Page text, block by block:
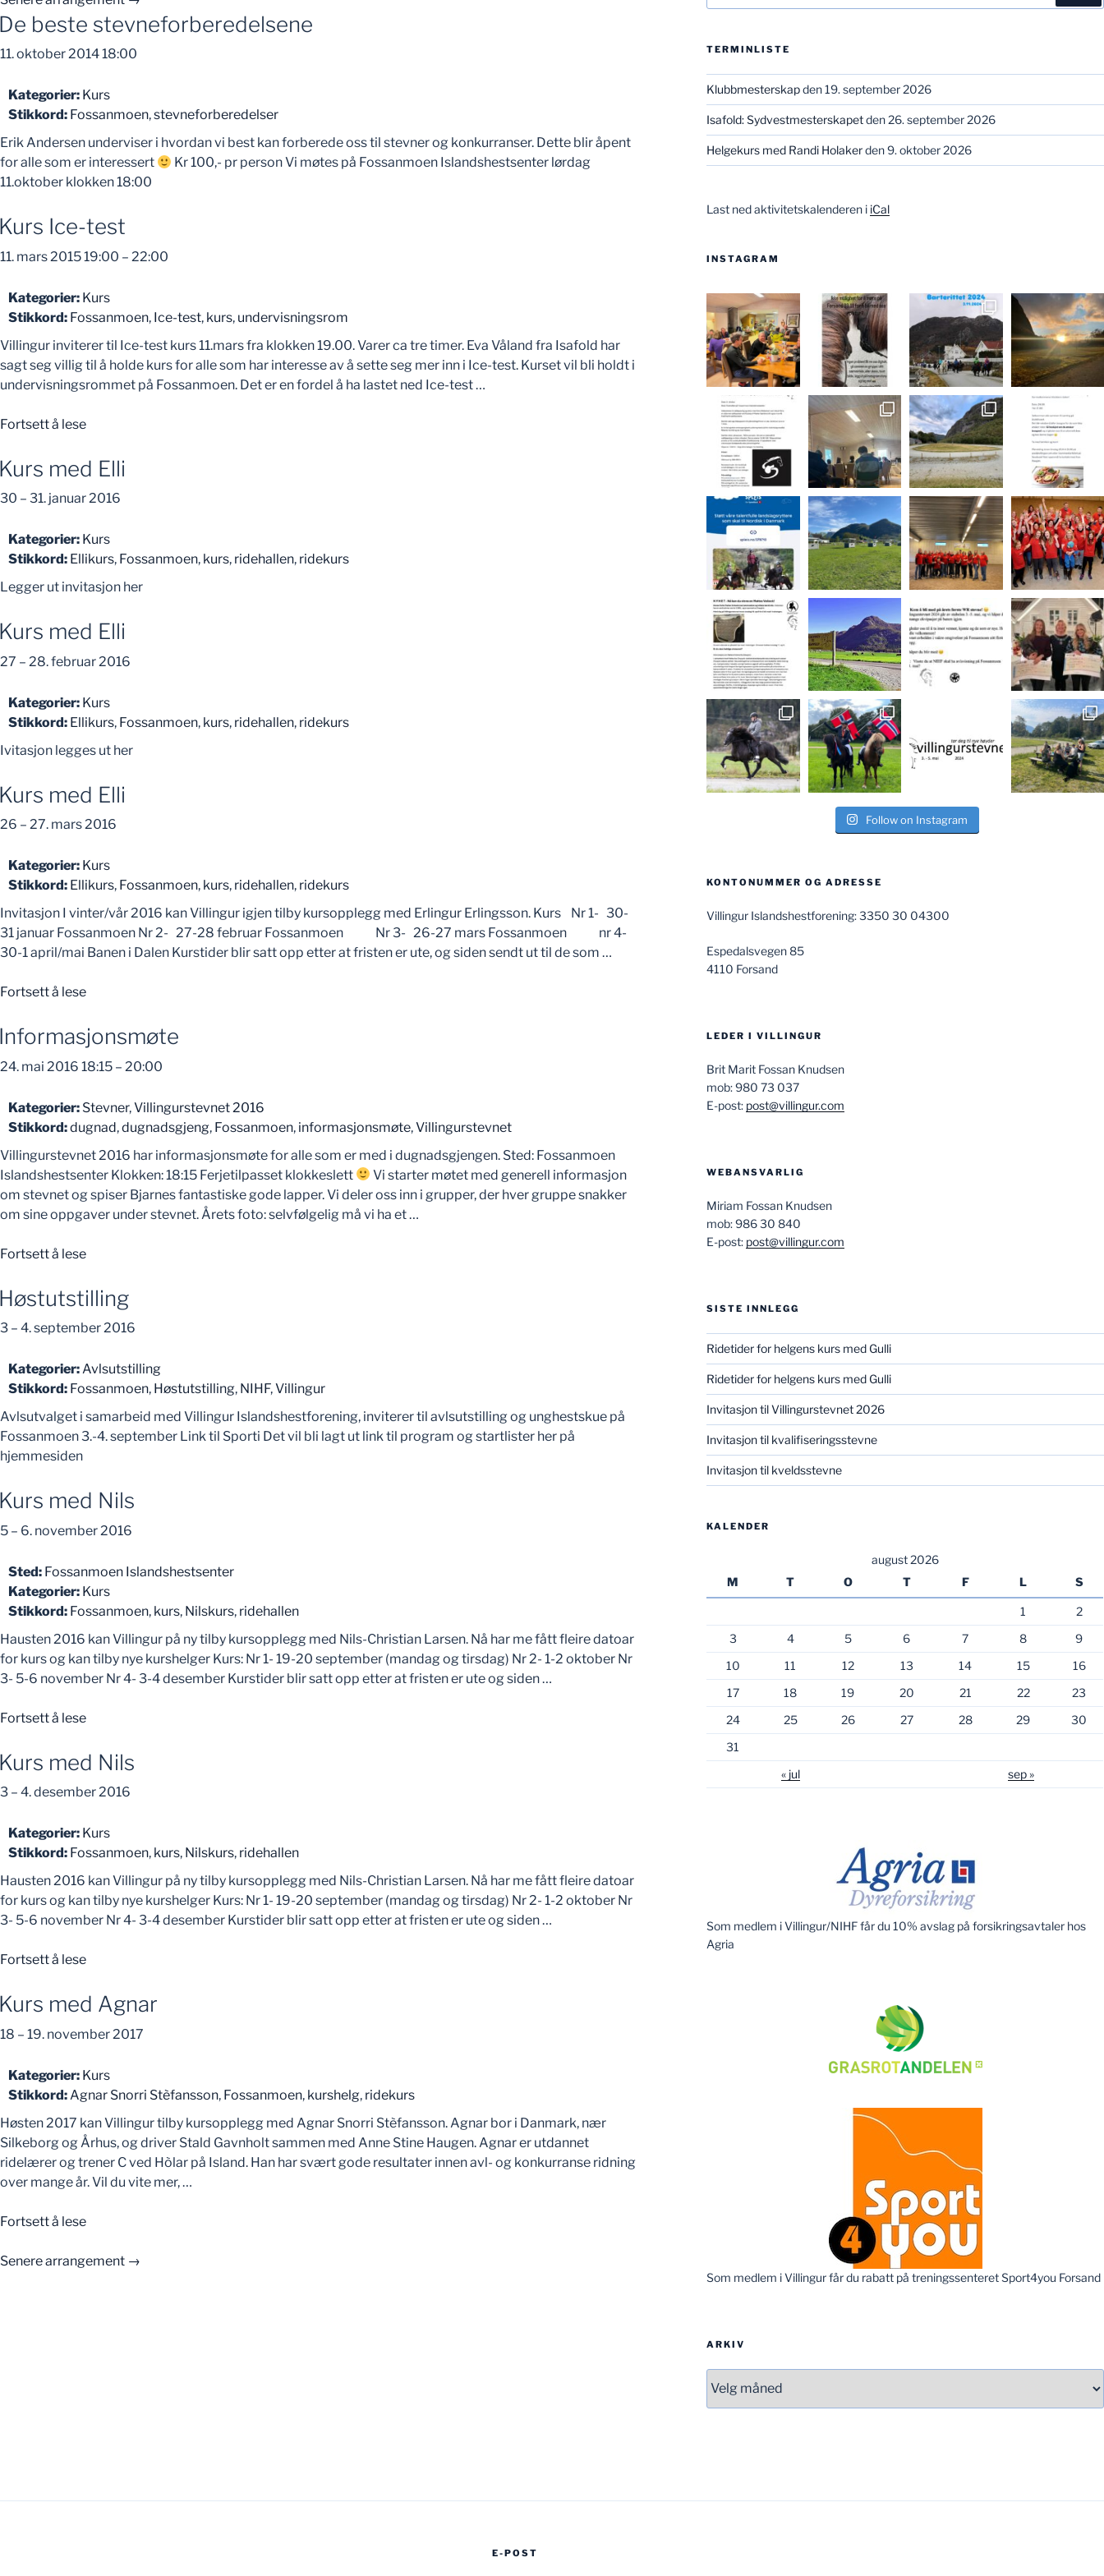
beste stevneforberedelsene
11. oktober 2014 18:00
Kategorier: Kurs
Stikkord: Fossanmoen,stevneforberedelser
Erik Andersen underviser i hvordan vi best kan forberede oss til stevner og konkurranser. Dette blir åpent
for alle som er interessert
Kr 100,- pr person Vi møtes på Fossanmoen Islandshestsenter lørdag
11.oktober klokken 18:00
Ice-test
11. mars 2015 19:00 – 22:00
Kategorier: Kurs
Stikkord: Fossanmoen, Ice-test, kurs, undervisningsrom
Villingur inviterer til Ice-test kurs 11.mars fra klokken 19.00. Varer ca tre timer. Eva Våland fra Isafold har
sagt seg villig til å holde kurs for alle som har interesse av å sette seg mer inn i Ice-test. Kurset vil bli holdt i
undervisningsrommet på Fossanmoen. Det er en fordel å ha lastet ned Ice-test …
Fortsett å lese«Kurs
test»
med Elli
30 – 31. januar 2016
Kategorier: Kurs
Stikkord: Ellikurs, Fossanmoen, kurs, ridehallen, ridekurs
Legger ut invitasjon her
med Elli
27 – 28. februar 2016
Kategorier: Kurs
Stikkord: Ellikurs, Fossanmoen, kurs, ridehallen, ridekurs
Ivitasjon legges ut her
med Elli
26 – 27. mars 2016
Kategorier: Kurs
Stikkord: Ellikurs, Fossanmoen, kurs, ridehallen, ridekurs
Invitasjon I vinter/vår 2016 kan Villingur igjen tilby kursopplegg med Erlingur Erlingsson. Kurs Nr 1- 30-
31 januar Fossanmoen Nr 2- 27-28 februar Fossanmoen Nr 3- 26-27 mars Fossanmoen nr 4-
30-1 april/mai Banen i Dalen Kurstider blir satt opp etter at fristen er ute, og siden sendt ut til de som …
Fortsett å lese«Kurs
Elli»
24. mai 2016 18:15 – 20:00
Kategorier: Stevner,Villingurstevnet 2016
Stikkord:dugnad,dugnadsgjeng, Fossanmoen, informasjonsmøte,Villingurstevnet
Villingurstevnet 2016 har informasjonsmøte for alle som er med i dugnadsgjengen. Sted: Fossanmoen
Islandshestsenter Klokken: 18:15 Ferjetilpasset klokkeslett
Vi starter møtet med generell informasjon
om stevnet og spiser Bjarnes fantastiske gode lapper. Vi deler oss inn i grupper, der hver gruppe snakker
om sine oppgaver under stevnet. Årets foto: selvfølgelig må vi ha et …
Fortsett å lese«Informasjonsmøte»
3 – 4. september 2016
Kategorier:Avlsutstilling
Stikkord: Fossanmoen, Høstutstilling, NIHF,Villingur
Avlsutvalget i samarbeid med Villingur Islandshestforening, inviterer til avlsutstilling og unghestskue på
Fossanmoen 3.-4. september Link til Sporti Det vil bli lagt ut link til program og startlister her på
hjemmesiden
med Nils
5 – 6. november 2016
Sted: Fossanmoen Islandshestsenter
Kategorier: Kurs
Stikkord: Fossanmoen, kurs, Nilskurs, ridehallen
Hausten 2016 kan Villingur på ny tilby kursopplegg med Nils-Christian Larsen. Nå har me fått fleire datoar
for kurs og kan tilby nye kurshelger Kurs: Nr 1- 19-20 september (mandag og tirsdag) Nr 2- 1-2 oktober Nr
3- 5-6 november Nr 4- 3-4 desember Kurstider blir satt opp etter at fristen er ute og siden …
Fortsett å lese«Kurs
Nils»
med Nils
3 – 4. desember 2016
Kategorier: Kurs
Stikkord: Fossanmoen, kurs, Nilskurs, ridehallen
Hausten 2016 kan Villingur på ny tilby kursopplegg med Nils-Christian Larsen. Nå har me fått fleire datoar
for kurs og kan tilby nye kurshelger Kurs: Nr 1- 19-20 september (mandag og tirsdag) Nr 2- 1-2 oktober Nr
3- 5-6 november Nr 4- 3-4 desember Kurstider blir satt opp etter at fristen er ute og siden …
Fortsett å lese«Kurs
Nils»
med Agnar
18 – 19. november 2017
Kategorier: Kurs
Stikkord: Agnar Snorri Stèfansson, Fossanmoen, kurshelg, ridekurs
Høsten 2017 kan Villingur tilby kursopplegg med Agnar Snorri Stèfansson. Agnar bor i Danmark, nær
Silkeborg og Århus, og driver Stald Gavnholt sammen med Anne Stine Haugen. Agnar er utdannet
ridelærer og trener C ved Hòlar på Island. Han har svært gode resultater innen avl- og konkurranse ridning
over mange år. Vil du vite mer, …
Fortsett å lese«Kurs
Agnar»
Senere arrangement →
TERMINLISTE
Klubbmesterskapden 19. september 2026
Isafold: Sydvestmesterskapetden 26. september 2026
Helgekurs med Randi Holakerden 9. oktober 2026
Last ned aktivitetskalenderen i iCal
INSTAGRAM
Follow on Instagram
KONTONUMMER OG ADRESSE
Villingur Islandshestforening: 3350 30 04300
Espedalsvegen 85
4110 Forsand
LEDER I VILLINGUR
Brit Marit Fossan Knudsen
mob: 980 73 037
E-post: post@villingur.com
WEBANSVARLIG
Miriam Fossan Knudsen
mob: 986 30 840
E-post: post@villingur.com
SISTE INNLEGG
Ridetider for helgens kurs med Gulli
Ridetider for helgens kurs med Gulli
Invitasjon til Villingurstevnet 2026
Invitasjon til kvalifiseringsstevne
Invitasjon til kveldsstevne
KALENDER
august 2026
M
T O T F L S
1
2
3
4 5 6 7 8
9
10
11 12 13 14 15
16
17
18 19 20 21 22
23
24
25 26 27 28 29
30
31
« jul
sep »
Som medlem i Villingur/NIHF får du 10% avslag på forsikringsavtaler hos
Agria
Som medlem i Villingur får du rabatt på treningssenteret Sport4you Forsand
ARKIV
E-POST